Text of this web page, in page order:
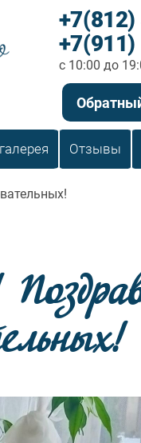
c 10:00 до
Отзывы